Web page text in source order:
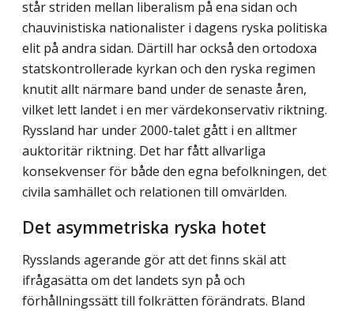
står striden mellan liberalism på ena sidan och
chauvinistiska nationalister i dagens ryska politiska
elit på andra sidan. Därtill har också den ortodoxa
statskontrollerade kyrkan och den ryska regimen
knutit allt närmare band under de senaste åren,
vilket lett landet i en mer värdekonservativ riktning.
Ryssland har under 2000-talet gått i en alltmer
auktoritär riktning. Det har fått allvarliga
konsekvenser för både den egna befolkningen, det
civila samhället och relationen till omvärlden.
Det asymmetriska ryska hotet
Rysslands agerande gör att det finns skäl att
ifrågasätta om det landets syn på och
förhållningssätt till folkrätten förändrats. Bland